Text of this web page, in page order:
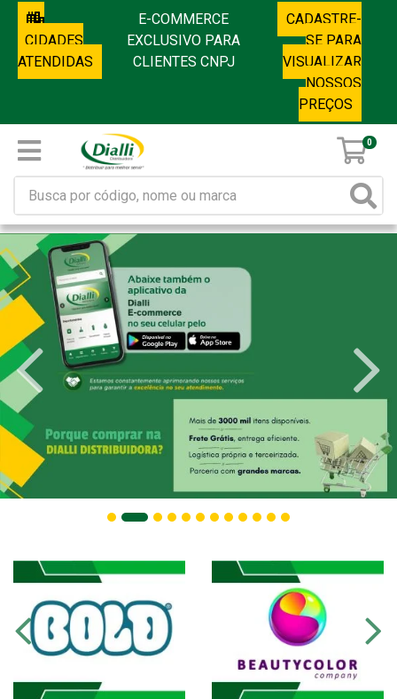
CIDADES
ATENDIDAS
E-COMMERCE
EXCLUSIVO PARA
CLIENTES CNPJ
CADASTRE-
SE PARA
VISUALIZAR
NOSSOS
PREÇOS
0